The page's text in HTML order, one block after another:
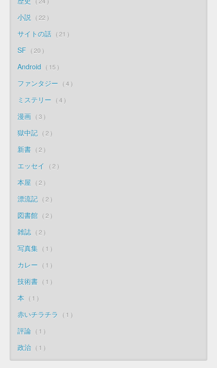
小説 22
サイトの話 21
SF 20
Android 15
ファンタジー 4
ミステリー 4
漫画 3
獄中記 2
新書 2
エッセイ 2
本屋 2
漂流記 2
図書館 2
雑誌 2
写真集 1
カレー 1
技術書 1
本 1
赤いチラチラ 1
評論 1
政治 1